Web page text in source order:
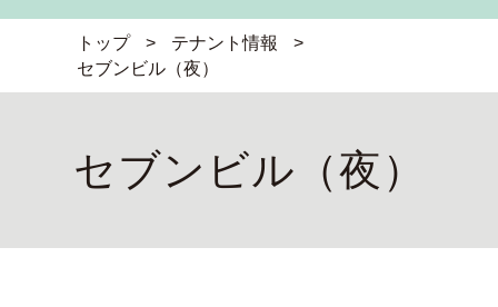
トップ > テナント情報
>
セブンビル（夜）
セブンビル（夜）